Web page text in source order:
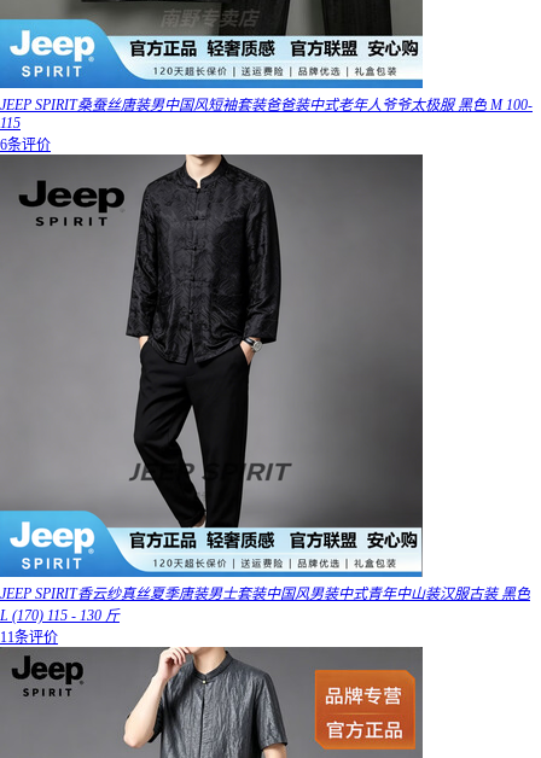
JEEP SPIRIT桑蚕丝唐装男中国风短袖套装爸爸装中式老年人爷爷太极服 黑色 M 100-
115
6条评价
JEEP SPIRIT香云纱真丝夏季唐装男士套装中国风男装中式青年中山装汉服古装 黑色
L (170) 115 - 130 斤
11条评价